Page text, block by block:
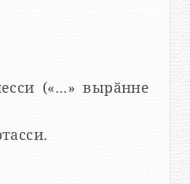
(«...» вырӑнне